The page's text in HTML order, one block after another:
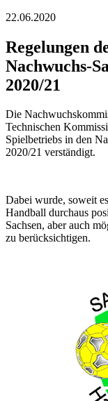
22.06.2020
Regelungen
Nachwuchs-
2020/21
Die
Technischen
Spielbetriebs in den
2020/21 verständigt.
Dabei wurde, soweit
Handball durchaus
Sachsen, aber auch
zu berücksichtigen.